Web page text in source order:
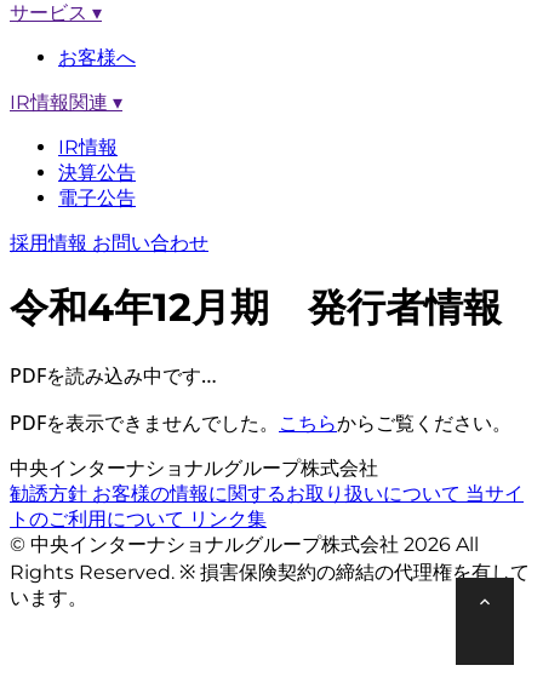
サービス ▾
お客様へ
IR情報関連 ▾
IR情報
決算公告
電子公告
採用情報 お問い合わせ
令和4年12月期 発行者情報
PDFを読み込み中です…
PDFを表示できませんでした。 こちらからご覧ください。
中央インターナショナルグループ株式会社
勧誘方針 お客様の情報に関するお取り扱いについて 当サイ
トのご利用について リンク集
© 中央インターナショナルグループ株式会社 2026 All
Rights Reserved. ※ 損害保険契約の締結の代理権を有して
います。